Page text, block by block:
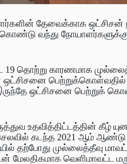
தேவைக்காக ஒட்சிசன்
வந்து
19 தொற்று காரணமாக
ஒட்சிசனை பெற்றுக்கொள்வதில்
ஒட்சிசனை பெற்றுக்
உதவித்திட்டத்தின் கீழ்
செலவில் கடந்த 2021 ஆம்
தற்போது முல்லைத்தீவு
மேலதிகமாக வெளிமாவட்ட